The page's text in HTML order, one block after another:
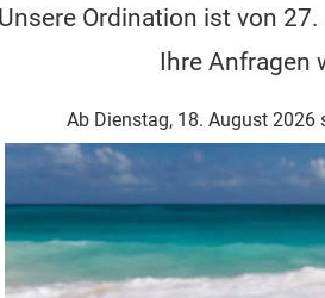
schaden Ihren Gelenken. Achten
Wandern
beide Arme oder verwenden Sie
und gesund!
Unsere Ordination ist von
Ihre Anfragen
Ab Dienstag, 18. August